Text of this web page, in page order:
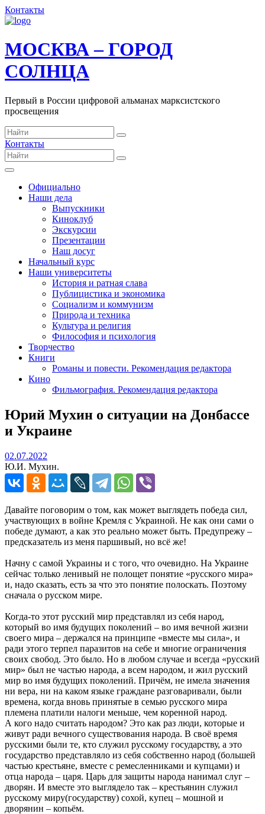
Контакты
МОСКВА – ГОРОД
СОЛНЦА
Первый в России цифровой альманах марксистского
просвещения
Контакты
Официально
Наши дела
Выпускники
Киноклуб
Экскурсии
Презентации
Наш досуг
Начальный курс
Наши университеты
История и ратная слава
Публицистика и экономика
Социализм и коммунизм
Природа и техника
Культура и религия
Философия и психология
Творчество
Книги
Романы и повести. Рекомендация редактора
Кино
Фильмография. Рекомендация редактора
Юрий Мухин о ситуации на Донбассе
и Украине
02.07.2022
Ю.И. Мухин.
Давайте поговорим о том, как может выглядеть победа сил,
участвующих в войне Кремля с Украиной. Не как они сами о
победе думают, а как это реально может быть. Предупрежу –
предсказатель из меня паршивый, но всё же!
Начну с самой Украины и с того, что очевидно. На Украине
сейчас только ленивый не полощет понятие «русского мира»
и, надо сказать, есть за что это понятие полоскать. Поэтому
сначала о русском мире.
Когда-то этот русский мир представлял из себя народ,
который во имя будущих поколений – во имя вечной жизни
своего мира – держался на принципе «вместе мы сила», и
ради этого терпел паразитов на себе и многие ограничения
своих свобод. Это было. Но в любом случае и всегда «русский
мир» был не частью народа, а всем народом, и жил русский
мир во имя будущих поколений. Причём, не имела значения
ни вера, ни на каком языке граждане разговаривали, были
времена, когда вновь принятые в семью русского мира
племена платили налоги меньше, чем коренной народ.
А кого надо считать народом? Это как раз люди, которые и
живут ради вечного существования народа. В своё время
русскими были те, кто служил русскому государству, а это
государство представляло из себя собственно народ (большей
частью крестьяне, вместе с ремесленниками и купцами) и
отца народа – царя. Царь для защиты народа нанимал слуг –
дворян. И вместе это выглядело так – крестьянин служил
русскому миру(государству) сохой, купец – мошной и
дворянин – копьём.